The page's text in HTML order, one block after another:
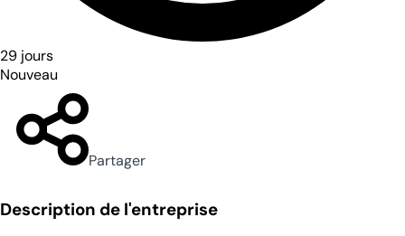
29 jours
Nouveau
Partager
Description de l'entreprise